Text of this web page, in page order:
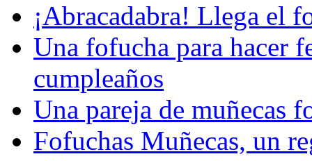
¡Abracadabra! Llega el
Una fofucha para hacer
cumpleaños
Una pareja de muñecas
Fofuchas Muñecas, un